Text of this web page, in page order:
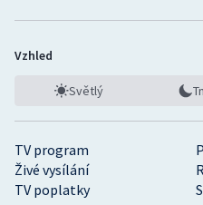
TV program
Živé vysílání
TV poplatky
Vzhled
Světlý